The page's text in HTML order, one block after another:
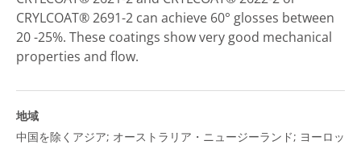
CRYLCOAT® 2691-2 can achieve 60° glosses between
20 -25%. These coatings show very good mechanical
properties and flow.
地域
中国を除くアジア; オーストラリア・ニュージーランド; ヨーロッ